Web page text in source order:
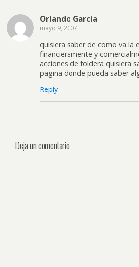
Orlando Garcia
mayo 9, 2007
quisiera saber de como va la
financieramente y
acciones de foldera quisiera
pagina donde pueda saber
Reply
Deja un comentario